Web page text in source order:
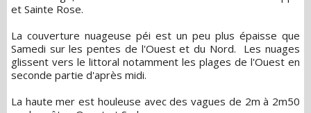
et Sainte Rose.
La couverture nuageuse péi est un peu plus épaisse que
Samedi sur les pentes de l'Ouest et du Nord. Les nuages
glissent vers le littoral notamment les plages de l'Ouest en
seconde partie d'après midi.
La haute mer est houleuse avec des vagues de 2m à 2m50